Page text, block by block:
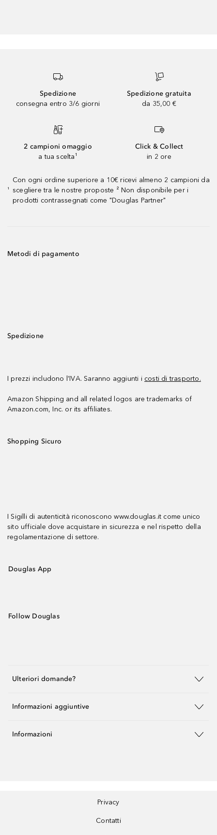
Spedizione
consegna entro 3/6 giorni
Spedizione gratuita
da 35,00 €
2 campioni omaggio
a tua scelta¹
Click & Collect
in 2 ore
¹
Con ogni ordine superiore a 10€ ricevi almeno 2 campioni da
scegliere tra le nostre proposte ² Non disponibile per i
prodotti contrassegnati come "Douglas Partner"
Metodi di pagamento
Spedizione
I prezzi includono l’IVA. Saranno aggiunti i costi di trasporto.
Amazon Shipping and all related logos are trademarks of
Amazon.com, Inc. or its affiliates.
Shopping Sicuro
I Sigilli di autenticità riconoscono www.douglas.it come unico
sito ufficiale dove acquistare in sicurezza e nel rispetto della
regolamentazione di settore.
Douglas App
Follow Douglas
Ulteriori domande?
Informazioni aggiuntive
Informazioni
Privacy
Contatti